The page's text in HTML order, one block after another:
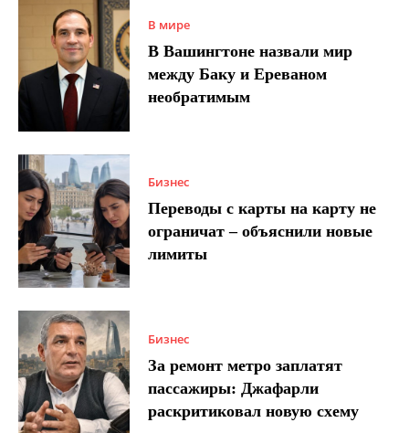
В мире
В Вашингтоне назвали мир
между Баку и Ереваном
необратимым
Бизнес
Переводы с карты на карту не
ограничат – объяснили новые
лимиты
Бизнес
За ремонт метро заплатят
пассажиры: Джафарли
раскритиковал новую схему